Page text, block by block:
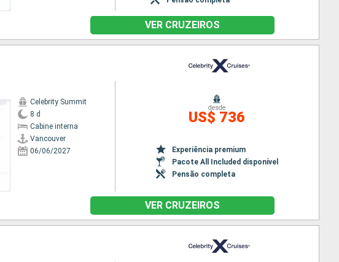
VER CRUZEIROS
Celebrity Summit
8 d
Cabine interna
Vancouver
06/06/2027
desde
US$ 736
Experiência premium
Pacote All Included disponível
Pensão completa
VER CRUZEIROS